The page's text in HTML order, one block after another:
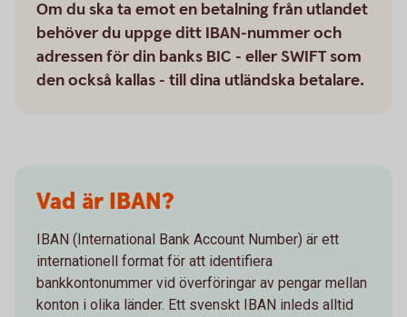
Om du ska ta emot en betalning från utlandet
behöver du uppge ditt IBAN-nummer och
adressen för din banks BIC - eller SWIFT som
den också kallas - till dina utländska betalare.
Vad är IBAN?
IBAN (International Bank Account Number) är ett
internationell format för att identifiera
bankkontonummer vid överföringar av pengar mellan
konton i olika länder. Ett svenskt IBAN inleds alltid